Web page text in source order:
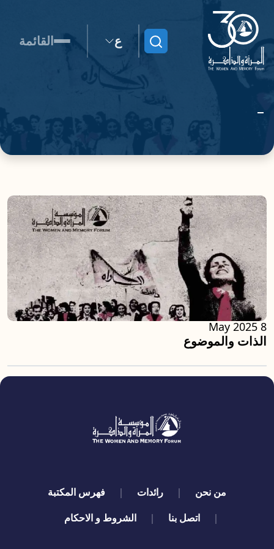
ابحث ع القائمة
الذات والموضوع
8 May 2025
quick links
من نحن رائدات
فهرس المكتبة
اتصل بنا
الشروط و الاحكام